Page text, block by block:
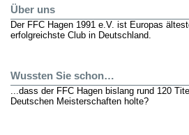
Über uns
Der FFC Hagen 1991 e.V. ist Europas
erfolgreichste Club in Deutschland.
Wussten Sie schon…
...dass der FFC Hagen bislang rund 120
Deutschen Meisterschaften holte?